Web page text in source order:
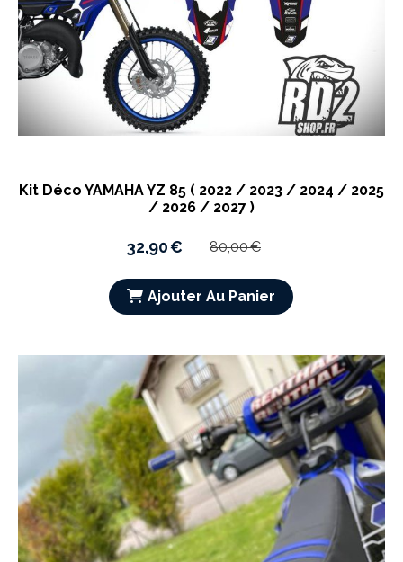
Kit Déco YAMAHA YZ 85 ( 2022 / 2023 / 2024 / 2025
/ 2026 / 2027 )
32,90€ 80,00€
Ajouter Au Panier